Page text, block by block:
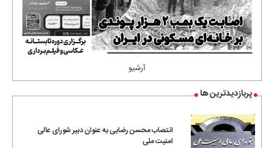
آرشیو
پربازدیدترین ها
انتصاب محسن رضایی به عنوان دبیر شورای عالی
امنیت ملی